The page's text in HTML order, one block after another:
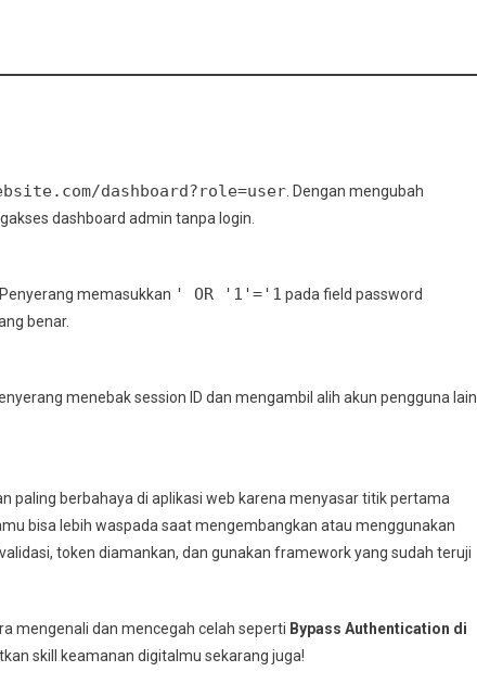
dashboard?role=user . Dengan mengubah
dashboard admin tanpa login.
memasukkan ' OR '1'='1 pada field password
benar.
menebak session ID dan mengambil alih akun pengguna lain.
paling berbahaya di aplikasi web karena menyasar titik pertama
bisa lebih waspada saat mengembangkan atau menggunakan
token diamankan, dan gunakan framework yang sudah teruji
mengenali dan mencegah celah seperti Bypass Authentication di
skill keamanan digitalmu sekarang juga!